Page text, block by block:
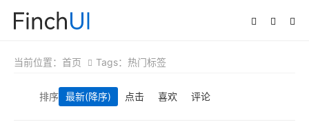
当前位置： 首页 Tags：热门标签
排序 最新(降序) 点击 喜欢 评论